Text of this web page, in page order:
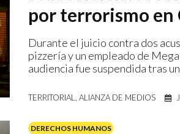
por terrorismo en
Durante el juicio contra dos
pizzería y un empleado de
audiencia fue suspendida tras
TERRITORIAL, ALIANZA DE MEDIOS
DERECHOS HUMANOS